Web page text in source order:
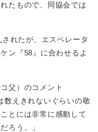
たもので、同協会では
れたが、エスペレータ
ン『58』に合わせるよ
父）のコメント
数えきれないぐらいの敬
とには非常に感動して
ろう。」